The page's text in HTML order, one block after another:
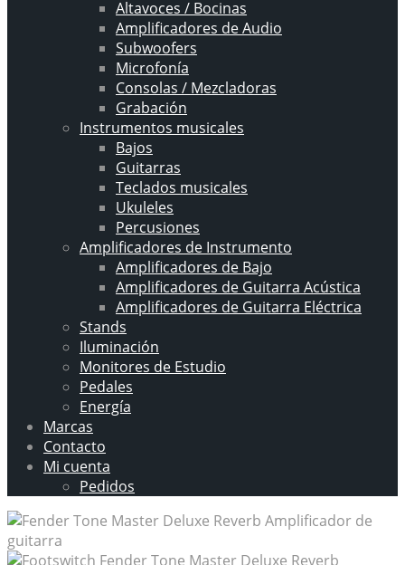
Altavoces / Bocinas
Amplificadores de Audio
Subwoofers
Microfonía
Consolas / Mezcladoras
Grabación
Instrumentos musicales
Bajos
Guitarras
Teclados musicales
Ukuleles
Percusiones
Amplificadores de Instrumento
Amplificadores de Bajo
Amplificadores de Guitarra Acústica
Amplificadores de Guitarra Eléctrica
Stands
Iluminación
Monitores de Estudio
Pedales
Energía
Marcas
Contacto
Mi cuenta
Pedidos